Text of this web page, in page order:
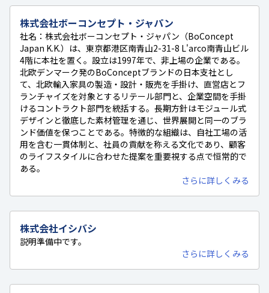
株式会社ボーコンセプト・ジャパン
社名：株式会社ボーコンセプト・ジャパン（BoConcept
Japan K.K.）は、東京都港区南青山2-31-8 L'arco南青山ビル
4階に本社を置く。設立は1997年で、非上場の企業である。
北欧デンマーク発のBoConceptブランドの日本支社とし
て、北欧輸入家具の製造・設計・販売を手掛け、直営店とフ
ランチャイズを対象とするリテール部門と、企業空間を手掛
けるコントラクト部門を統括する。長期方針はモジュール式
デザインと徹底した素材管理を通じ、世界展開と同一のブラ
ンド価値を保つことである。特徴的な組織は、自社工場の活
用を含む一貫体制と、社員の貢献を称える文化であり、顧客
のライフスタイルに合わせた提案を重要視する点で恒常的で
ある。
さらに詳しくみる
株式会社イシバシ
説明準備中です。
さらに詳しくみる